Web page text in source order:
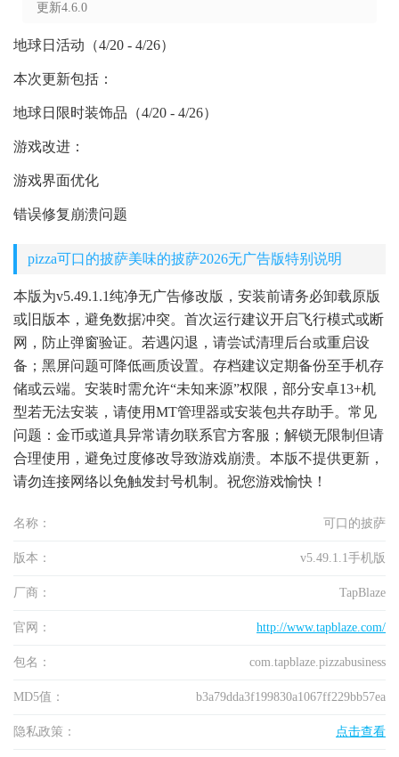
更新4.6.0
地球日活动（4/20 - 4/26）
本次更新包括：
地球日限时装饰品（4/20 - 4/26）
游戏改进：
游戏界面优化
错误修复崩溃问题
pizza可口的披萨美味的披萨2026无广告版特别说明
本版为v5.49.1.1纯净无广告修改版，安装前请务必卸载原版
或旧版本，避免数据冲突。首次运行建议开启飞行模式或断
网，防止弹窗验证。若遇闪退，请尝试清理后台或重启设
备；黑屏问题可降低画质设置。存档建议定期备份至手机存
储或云端。安装时需允许“未知来源”权限，部分安卓13+机
型若无法安装，请使用MT管理器或安装包共存助手。常见
问题：金币或道具异常请勿联系官方客服；解锁无限制但请
合理使用，避免过度修改导致游戏崩溃。本版不提供更新，
请勿连接网络以免触发封号机制。祝您游戏愉快！
名称： 可口的披萨
版本： v5.49.1.1手机版
厂商： TapBlaze
官网： http://www.tapblaze.com/
包名： com.tapblaze.pizzabusiness
MD5值： b3a79dda3f199830a1067ff229bb57ea
隐私政策： 点击查看